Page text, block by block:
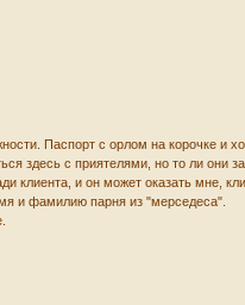
Паспорт с орлом на корочке и
здесь с приятелями, но то ли они
и он может оказать мне,
и фамилию парня из "мерседеса".